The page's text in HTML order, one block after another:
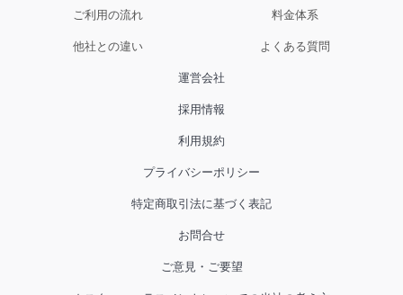
ご利用の流れ 料金体系
他社との違い よくある質問
運営会社
採用情報
利用規約
プライバシーポリシー
特定商取引法に基づく表記
お問合せ
ご意見・ご要望